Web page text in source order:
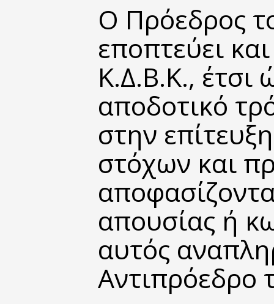
Ο Πρόεδρος
εποπτεύει
Κ.Δ.Β.Κ., έτσι
αποδοτικό
στην
στόχων και
απουσίας ή
αυτός
Αντιπρόεδρο